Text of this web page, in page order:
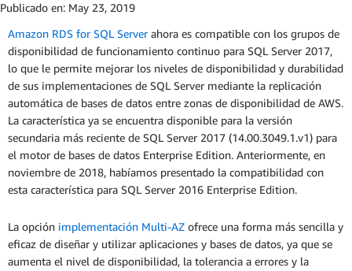
Publicado en: May 23, 2019
Amazon RDS for SQL Serverahora es compatible con los grupos de
disponibilidad de funcionamiento continuo para SQL Server 2017,
lo que le permite mejorar los niveles de disponibilidad y durabilidad
de sus implementaciones de SQL Server mediante la replicación
automática de bases de datos entre zonas de disponibilidad de AWS.
La característica ya se encuentra disponible para la versión
secundaria más reciente de SQL Server 2017 (14.00.3049.1.v1) para
el motor de bases de datos Enterprise Edition. Anteriormente, en
noviembre de 2018, habíamos presentado la compatibilidad con
esta característica para SQL Server 2016 Enterprise Edition.
La opción implementación Multi-AZ ofrece una forma más sencilla y
eficaz de diseñar y utilizar aplicaciones y bases de datos, ya que se
aumenta el nivel de disponibilidad, la tolerancia a errores y la